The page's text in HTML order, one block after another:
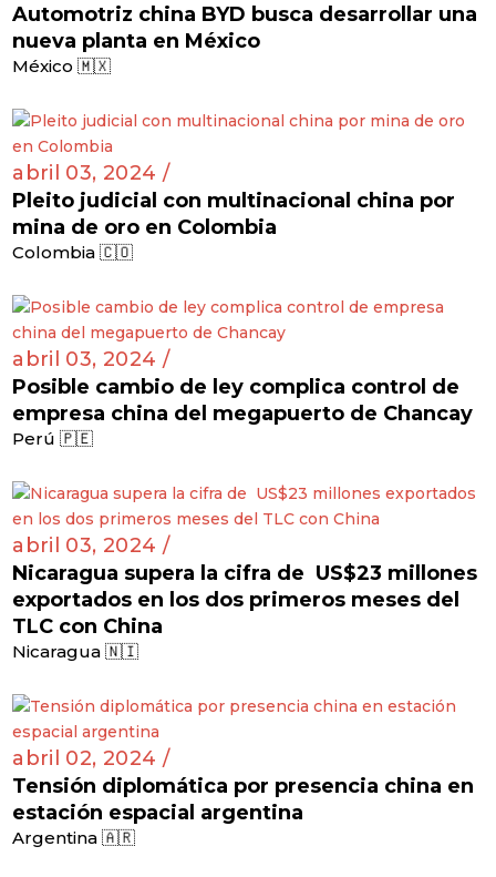
Automotriz china BYD busca desarrollar una
nueva planta en México
México 🇲🇽
abril 03, 2024 /
Pleito judicial con multinacional china por
mina de oro en Colombia
Colombia 🇨🇴
abril 03, 2024 /
Posible cambio de ley complica control de
empresa china del megapuerto de Chancay
Perú 🇵🇪
abril 03, 2024 /
Nicaragua supera la cifra de US$23 millones
exportados en los dos primeros meses del
TLC con China
Nicaragua 🇳🇮
abril 02, 2024 /
Tensión diplomática por presencia china en
estación espacial argentina
Argentina 🇦🇷